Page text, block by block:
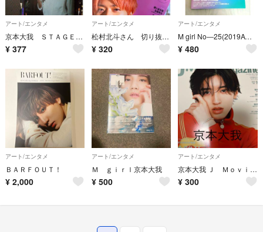
アート/エンタメ
京本大我 ＳＴＡＧＥｎａｖｉ23年vol.86
¥ 377
アート/エンタメ
松村北斗さん 切り抜き Ｓｔａｇｅ ｆａｎ ｖｏｌ．３４
¥ 320
アート/エンタメ
M girl No―25(2019AW) 蜷川実花ディレクションマガジン
¥ 480
アート/エンタメ
ＢＡＲＦＯＵＴ！
¥ 2,000
アート/エンタメ
Ｍ ｇｉｒｌ京本大我
¥ 500
アート/エンタメ
京本大我 Ｊ Ｍｏｖｉｅ Ｍａｇａｚｉｎｅ
¥ 300